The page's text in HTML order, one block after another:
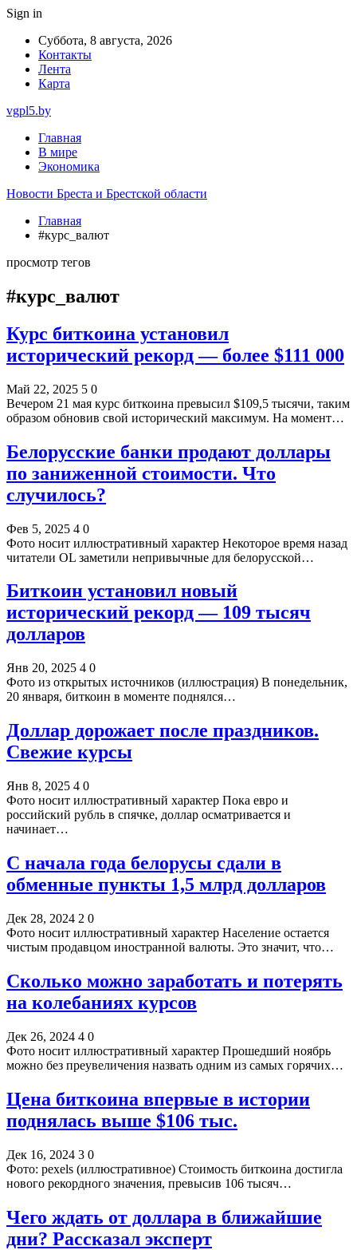
Sign in
Суббота, 8 августа, 2026
Контакты
Лента
Карта
vgpl5.by
Главная
В мире
Экономика
Новости Бреста и Брестской области
Главная
#курс_валют
просмотр тегов
#курс_валют
Курс биткоина установил
исторический рекорд — более $111 000
Май 22, 2025 5 0
Вечером 21 мая курс биткоина превысил $109,5 тысячи, таким
образом обновив свой исторический максимум. На момент…
Белорусские банки продают доллары
по заниженной стоимости. Что
случилось?
Фев 5, 2025 4 0
Фото носит иллюстративный характер Некоторое время назад
читатели OL заметили непривычные для белорусской…
Биткоин установил новый
исторический рекорд — 109 тысяч
долларов
Янв 20, 2025 4 0
Фото из открытых источников (иллюстрация) В понедельник,
20 января, биткоин в моменте поднялся…
Доллар дорожает после праздников.
Свежие курсы
Янв 8, 2025 4 0
Фото носит иллюстративный характер Пока евро и
российский рубль в спячке, доллар осматривается и
начинает…
С начала года белорусы сдали в
обменные пункты 1,5 млрд долларов
Дек 28, 2024 2 0
Фото носит иллюстративный характер Население остается
чистым продавцом иностранной валюты. Это значит, что…
Сколько можно заработать и потерять
на колебаниях курсов
Дек 26, 2024 4 0
Фото носит иллюстративный характер Прошедший ноябрь
можно без преувеличения назвать одним из самых горячих…
Цена биткоина впервые в истории
поднялась выше $106 тыс.
Дек 16, 2024 3 0
Фото: pexels (иллюстративное) Стоимость биткоина достигла
нового рекордного значения, превысив 106 тысяч…
Чего ждать от доллара в ближайшие
дни? Рассказал эксперт